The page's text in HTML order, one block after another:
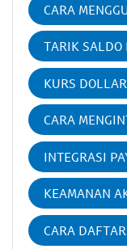
CARA
TARIK SALDO
KURS
CARA
INTEGRASI
KEAMANAN
CARA DAFTAR